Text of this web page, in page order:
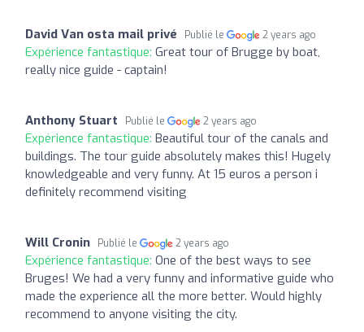
David Van osta mail privé Publié le 2 years ago
Expérience fantastique: Great tour of Brugge by boat,
really nice guide - captain!
Anthony Stuart Publié le 2 years ago
Expérience fantastique: Beautiful tour of the canals and
buildings. The tour guide absolutely makes this! Hugely
knowledgeable and very funny. At 15 euros a person i
definitely recommend visiting
Will Cronin Publié le 2 years ago
Expérience fantastique: One of the best ways to see
Bruges! We had a very funny and informative guide who
made the experience all the more better. Would highly
recommend to anyone visiting the city.